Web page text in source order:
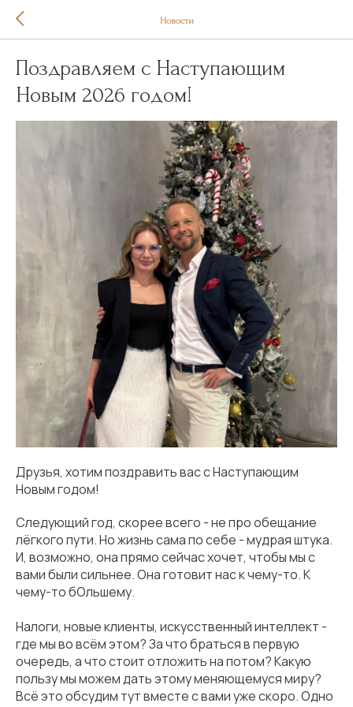
Новости
Поздравляем с Наступающим
Новым 2026 годом!
Друзья, хотим поздравить вас с Наступающим
Новым годом!
Следующий год, скорее всего - не про обещание
лёгкого пути. Но жизнь сама по себе - мудрая штука.
И, возможно, она прямо сейчас хочет, чтобы мы с
вами были сильнее. Она готовит нас к чему-то. К
чему-то бОльшему.
Налоги, новые клиенты, искусственный интеллект -
где мы во всём этом? За что браться в первую
очередь, а что стоит отложить на потом? Какую
пользу мы можем дать этому меняющемуся миру?
Всё это обсудим тут вместе с вами уже скоро. Одно